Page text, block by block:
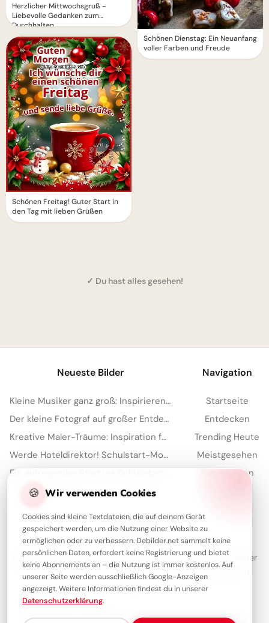
Herzlicher Mittwochsgruß -
Liebevolle Gedanken zum
Durchhalten
Schönen Freitag! Guter Start in
den Tag mit lieben Grüßen
Schönen Dienstag: Ein Neuanfang
voller Farben und Freude
✓ Du hast alles gesehen!
🍪 Wir verwenden Cookies
Cookies sind kleine Textdateien, die auf deinem Gerät
gespeichert werden, um die Nutzung einer Website zu
ermöglichen oder zu verbessern. Debilder.net sammelt keine
persönlichen Daten, erfordert keine Registrierung und bietet
keine Abonnements an – die Nutzung ist immer kostenlos. Auf
unserer Seite werden ausschließlich Google-Anzeigen
angezeigt. Weitere Informationen findest du in unserer
Datenschutzerklärung.
Neueste Bilder
Kleine Musiker ganz groß: Inspirierender Gruß für WhatsApp!
Der kleine Fotograf auf großer Entdeckungsreise: Süße Bilder für Instagram
Kreative Maler-Träume: Inspiration für WhatsApp zum Schulstart
Werde Hoteldirektor! Schulstart-Motivation zum Teilen auf WhatsApp.
Navigation
Startseite
Entdecken
Trending Heute
Meistgesehen
Sammlungen
Über Debilder
Debilder ist deine Plattform für die schönsten Grüße und Bilder
zum Teilen. Entdecke unsere Sammlung und verschenke ein
Lächeln!
Über unsKontaktRedaktionImpressumDatenschutzerklärung